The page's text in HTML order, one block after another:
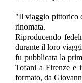
"Il viaggio pittorico
rinomata.
Riproducendo
durante il loro
fu pubblicata la
Tofani a Firenze e
formato, da